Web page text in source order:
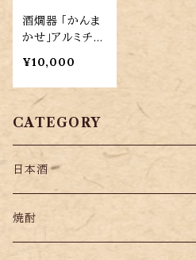
酒燗器 「かんま
かせ」アルミチロ
-0401/K）
¥10,000
CATEGORY
日本酒
焼酎